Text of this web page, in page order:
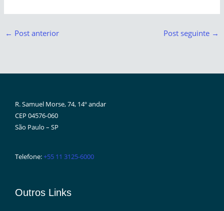
← Post anterior Post seguinte →
R. Samuel Morse, 74, 14º andar
CEP 04576-060
São Paulo – SP
Telefone:+55 11 3125-6000
Outros Links